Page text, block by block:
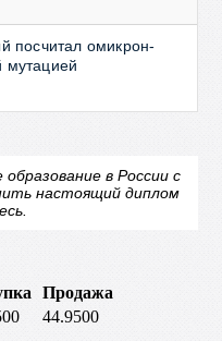
посчитал омикрон-
мутацией
в России с
настоящий диплом